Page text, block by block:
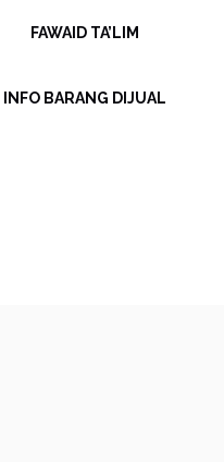
FAWAID TA’LIM
INFO BARANG DIJUAL